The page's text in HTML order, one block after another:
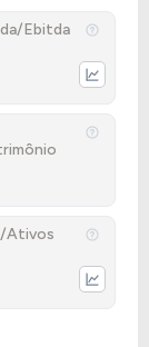
Ebitda
Ativos